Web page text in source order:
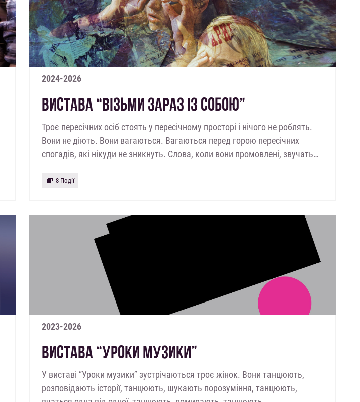
2024-2026
ВИСТАВА “ВІЗЬМИ ЗАРАЗ ІЗ СОБОЮ”
Троє пересічних осіб стоять у пересічному просторі і нічого не роблять.
Вони не діють. Вони вагаються. Вагаються перед горою пересічних
спогадів, які нікуди не зникнуть. Слова, коли вони промовлені, звучать…
8 Події
2023-2026
ВИСТАВА “УРОКИ МУЗИКИ”
У виставі “Уроки музики” зустрічаються троє жінок. Вони танцюють,
розповідають історії, танцюють, шукають порозуміння, танцюють,